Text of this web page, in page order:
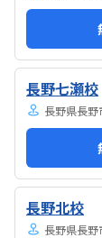
長野七瀬校
長野県長
長野北校
長野県長